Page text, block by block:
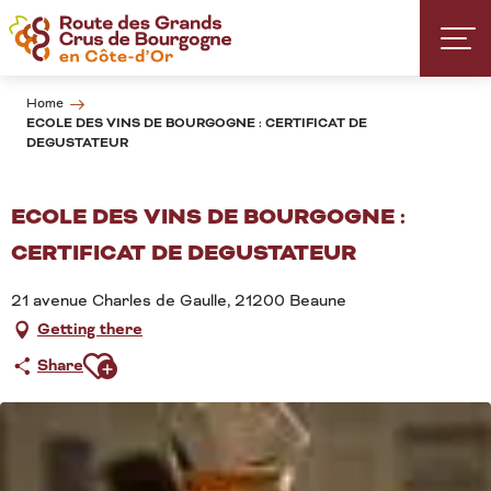
Aller
au
contenu
Home
ECOLE DES VINS DE BOURGOGNE : CERTIFICAT DE
DEGUSTATEUR
ECOLE DES VINS DE BOURGOGNE :
CERTIFICAT DE DEGUSTATEUR
21 avenue Charles de Gaulle, 21200 Beaune
Getting there
ShareAjouter aux favoris